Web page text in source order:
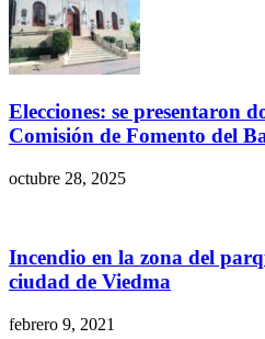
Elecciones: se presentaron
Comisión de Fomento del
octubre 28, 2025
Incendio en la zona del
ciudad de Viedma
febrero 9, 2021